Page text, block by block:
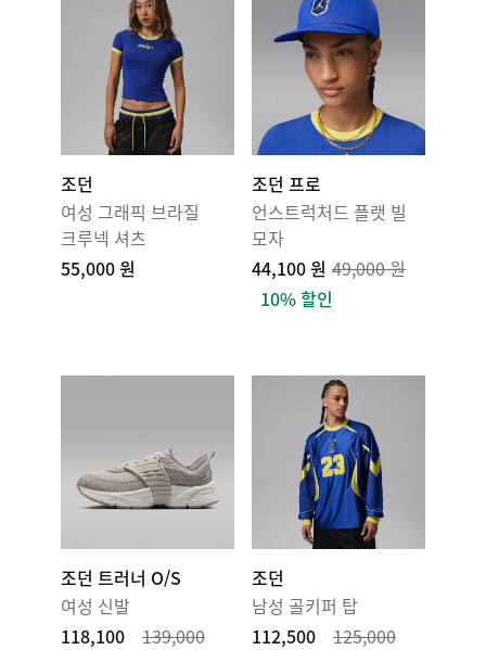
조던
여성 그래픽 브라질
크루넥 셔츠
55,000 원
조던 프로
언스트럭처드 플랫 빌
모자
44,100 원 49,000 원
10% 할인
조던 트러너 O/S
여성 신발
118,100
139,000
조던
남성 골키퍼 탑
112,500
125,000